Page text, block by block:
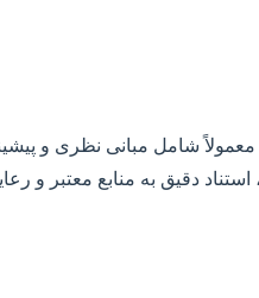
شامل مبانی نظری و
دقیق به منابع معتبر و